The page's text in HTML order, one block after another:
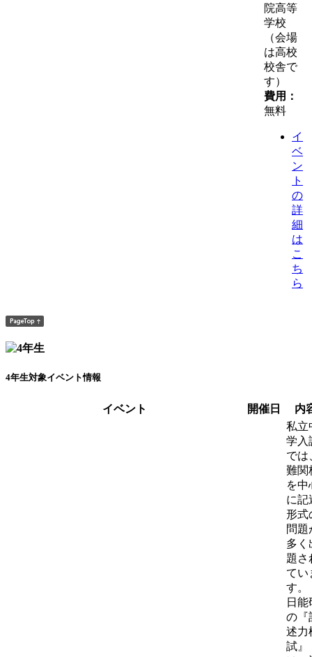
院高等
学校
（会場
は高校
校舎で
す）
費用：
無料
イ
ベ
ン
ト
の
詳
細
は
こ
ち
ら
4年生対象イベント情報
イベント 開催日
内
私立
学入
では
難関
を中
に記
形式
問題
多く
題さ
てい
す。
日能
の『
述力
試』